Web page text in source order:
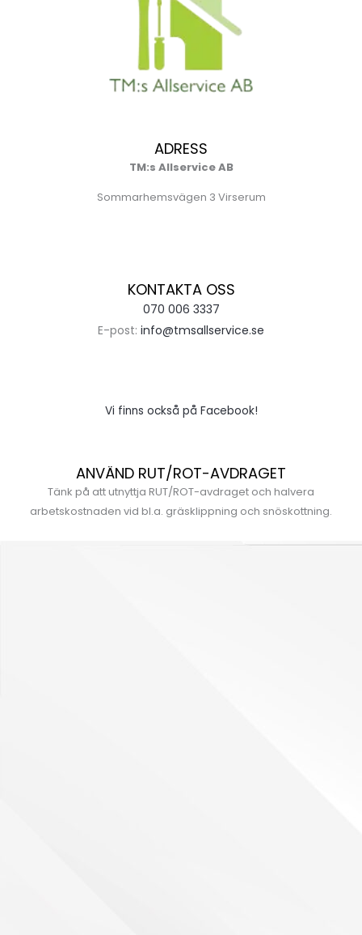
ADRESS
TM:s Allservice AB
Sommarhemsvägen 3 Virserum
KONTAKTA OSS
070 006 3337
E-post: info@tmsallservice.se
Vi finns också på Facebook!
ANVÄND RUT/ROT-AVDRAGET
Tänk på att utnyttja RUT/ROT-avdraget och halvera
arbetskostnaden vid bl.a. gräsklippning och snöskottning.